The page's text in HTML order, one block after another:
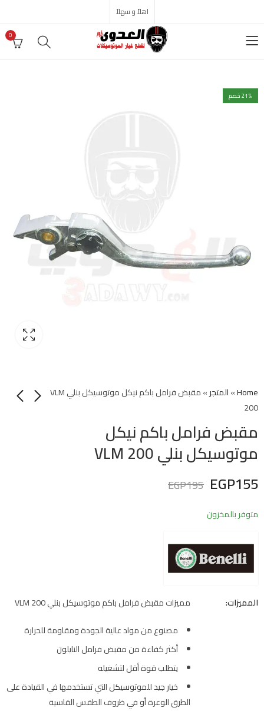
اهلاً و سهلاً
0
21% خصم
Home
»المتجر»
مقبض فرامل باكم نيكل موتوسيكل بنلي VLM
200
مقبض فرامل باكم نيكل
موتوسيكل بنلي VLM 200
EGP155
EGP195
متوفر بالمخزون
المميزات:
مميزات مقبض فرامل باكم موتوسيكل بنلي VLM 200
مصنوع من مواد عالية الجودة ومقاومة للحرارة
أكثر كفاءة من مقبض فرامل النايلون
يتطلب قوة أقل لتشغيله
خيار جيد للموتوسيكل التي تستخدمها في القيادة على
الطرق الوعرة أو في ظروف الطقس القاسية